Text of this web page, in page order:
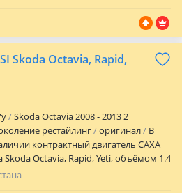
DSG 1.8/2.0 DSG7 1.8 GOLF4 1.6/2.0
09G При установке на нашем
вы получаете: 1. МАСЛО 2.
3. АНТИФРИЗ За
по наличию и
Skoda Octavia, Rapid,
Skoda Octavia 2008 - 2013 2
рестайлинг
оригинал
В
контрактный двигатель CAXA
Skoda Octavia, Rapid, Yeti, объёмом 1.4
Двигатель без пробега по СНГ; В